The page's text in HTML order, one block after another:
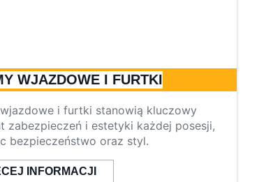
WJAZDOWE I FURTKI
i furtki stanowią kluczowy
zabezpieczeń i estetyki każdej posesji,
bezpieczeństwo oraz styl.
INFORMACJI